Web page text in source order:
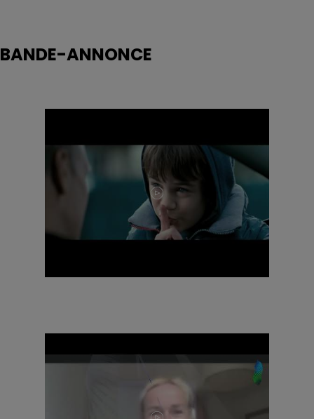
BANDE-ANNONCE